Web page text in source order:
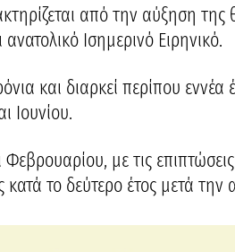
από την αύξηση της
Ισημερινό Ειρηνικό.
και διαρκεί περίπου
Ιουνίου.
με τις
κατά το δεύτερο έτος μετά την